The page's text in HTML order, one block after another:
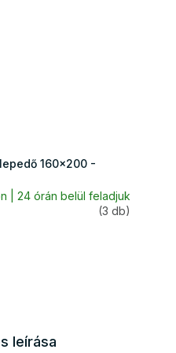
lepedő 160x200 -
| 24 órán belül feladjuk
(3 db)
leírása